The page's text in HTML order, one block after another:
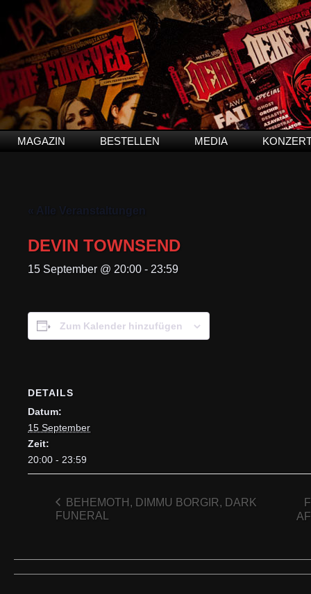
MAGAZIN BESTELLEN MEDIA
« Alle Veranstaltungen
DEVIN TOWNSEND
15 September @ 20:00 - 23:59
Zum Kalender hinzufügen
DETAILS
Datum:
15 September
Zeit:
20:00 - 23:59
BEHEMOTH, DIMMU BORGIR, DARK
FUNERAL